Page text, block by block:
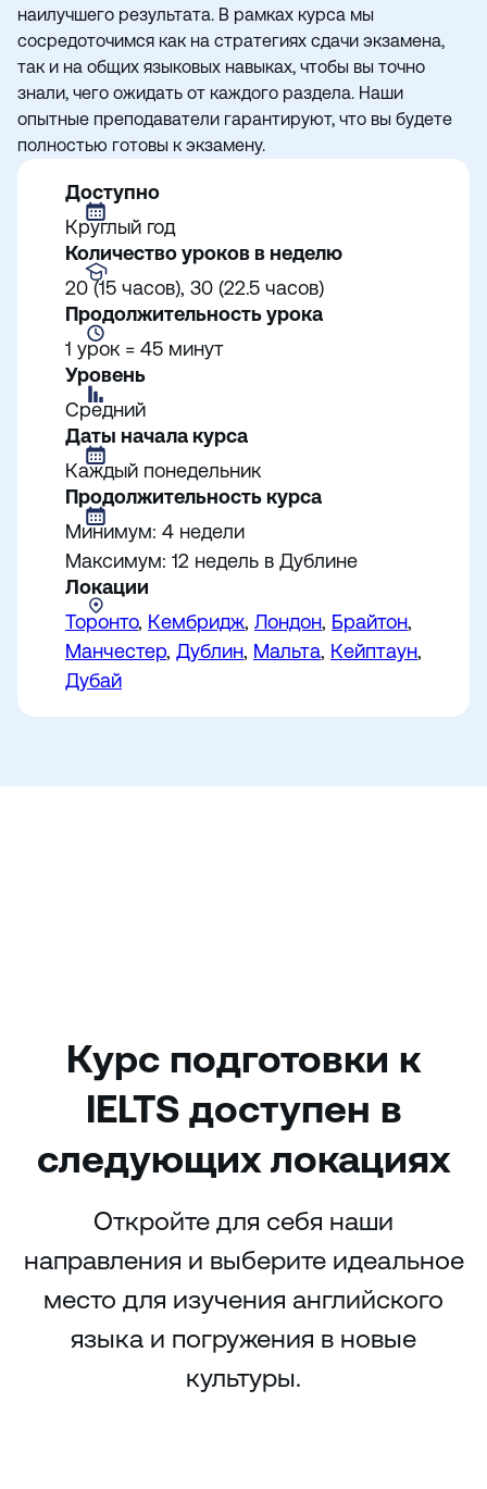
наилучшего результата. В рамках курса мы
сосредоточимся как на стратегиях сдачи экзамена,
так и на общих языковых навыках, чтобы вы точно
знали, чего ожидать от каждого раздела. Наши
опытные преподаватели гарантируют, что вы будете
полностью готовы к экзамену.
Доступно
Круглый год
Количество уроков в неделю
20 (15 часов), 30 (22.5 часов)
Продолжительность урока
1 урок = 45 минут
Уровень
Средний
Даты начала курса
Каждый понедельник
Продолжительность курса
Минимум: 4 недели
Максимум: 12 недель в Дублине
Локации
Торонто, Кембридж, Лондон, Брайтон,
Манчестер, Дублин, Мальта, Кейптаун,
Дубай
Курс подготовки к
IELTS доступен в
следующих локациях
Откройте для себя наши
направления и выберите идеальное
место для изучения английского
языка и погружения в новые
культуры.